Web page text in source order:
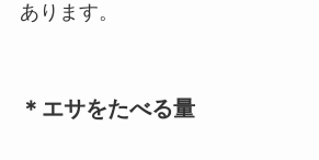
あります。
＊エサをたべる量